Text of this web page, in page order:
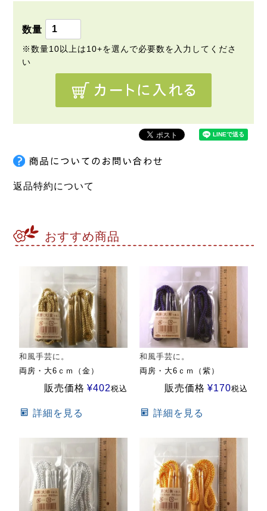
返品特約について
おすすめ商品
和風手芸に。
両房・大6ｃｍ（金）
販売価格 ¥402税込
詳細を見る
和風手芸に。
両房・大6ｃｍ（紫）
販売価格 ¥170税込
詳細を見る